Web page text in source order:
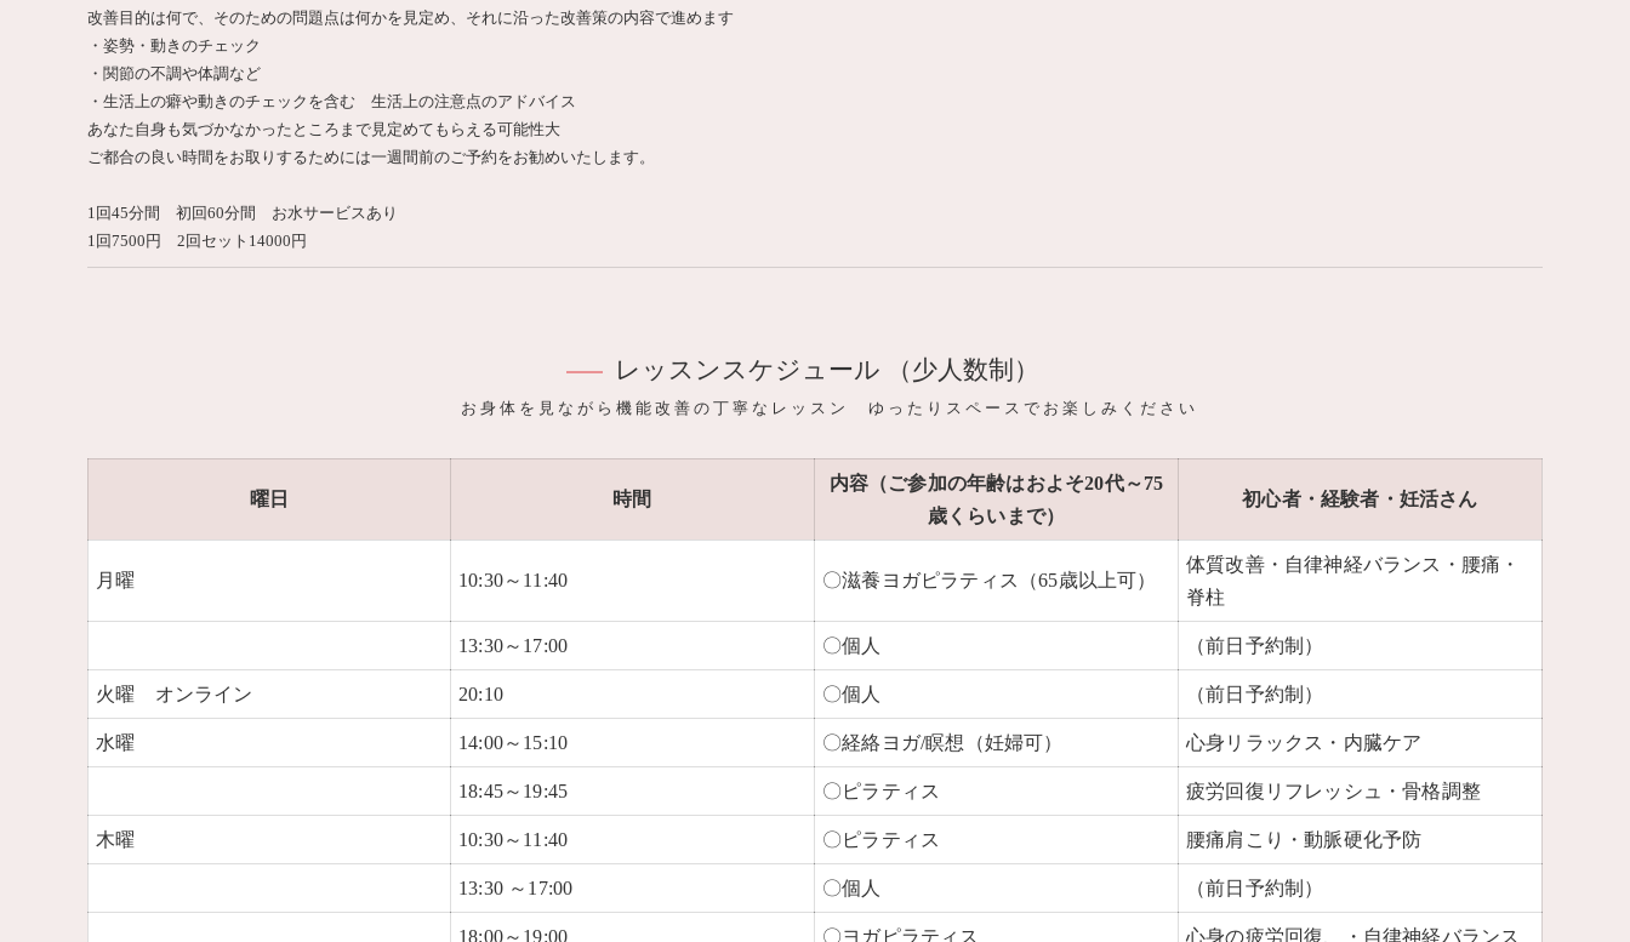
改善目的は何で、そのための問題点は何かを見定め、それに沿った改善策の内容で進めます
・姿勢・動きのチェック
・関節の不調や体調など
・生活上の癖や動きのチェックを含む 生活上の注意点のアドバイス
あなた自身も気づかなかったところまで見定めてもらえる可能性大
ご都合の良い時間をお取りするためには一週間前のご予約をお勧めいたします。
1回45分間 初回60分間 お水サービスあり
1回7500円 2回セット14000円
レッスンスケジュール （少人数制）
お身体を見ながら機能改善の丁寧なレッスン ゆったりスペースでお楽しみください
曜日 時間
内容（ご参加の年齢はおよそ20代～75
歳くらいまで）
初心者・経験者・妊活さん
月曜 10:30～11:40 〇滋養ヨガピラティス（65歳以上可）
体質改善・自律神経バランス・腰痛・
脊柱
13:30～17:00 〇個人 （前日予約制）
火曜 オンライン 20:10 〇個人 （前日予約制）
水曜 14:00～15:10 〇経絡ヨガ/瞑想（妊婦可） 心身リラックス・内臓ケア
18:45～19:45 〇ピラティス 疲労回復リフレッシュ・骨格調整
木曜 10:30～11:40 〇ピラティス 腰痛肩こり・動脈硬化予防
13:30 ～17:00 〇個人 （前日予約制）
18:00～19:00 〇ヨガピラティス 心身の疲労回復、・自律神経バランス